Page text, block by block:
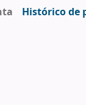
Histórico de